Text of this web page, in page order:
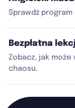
Sprawdź
Bezpłatna
Zobacz, jak może
chaosu.